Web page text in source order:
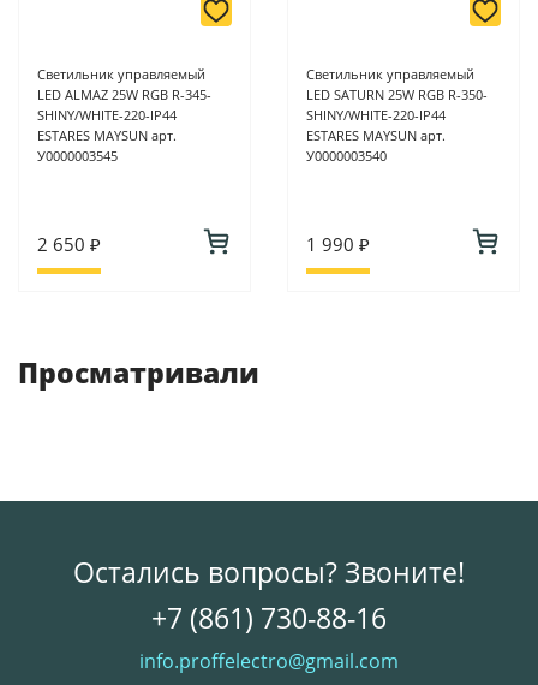
Светильник управляемый
LED ALMAZ 25W RGB R-345-
SHINY/WHITE-220-IP44
ESTARES MAYSUN арт.
У0000003545
2 650 ₽
Светильник управляемый
LED SATURN 25W RGB R-350-
SHINY/WHITE-220-IP44
ESTARES MAYSUN арт.
У0000003540
1 990 ₽
Просматривали
Остались вопросы? Звоните!
+7 (861) 730-88-16
info.proffelectro@gmail.com